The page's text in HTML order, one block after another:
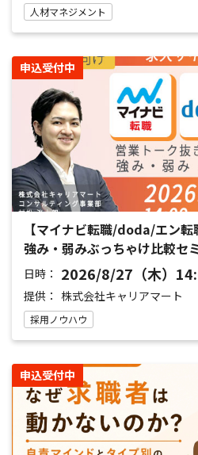
人材マネジメント
申込受付中
【マイナビ転職/doda/エン
強み・弱みぶっちゃけ比較セ
日時： 2026/8/27（木）
提供： 株式会社キャリアマート
採用ノウハウ
申込受付中